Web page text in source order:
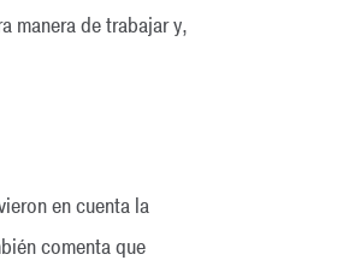
manera de trabajar y,
en cuenta la
comenta que